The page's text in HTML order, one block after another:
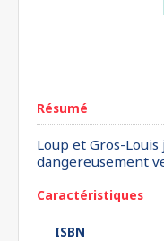
Résumé
Loup et Gros-
dangereusement
Caractéristiques
ISBN